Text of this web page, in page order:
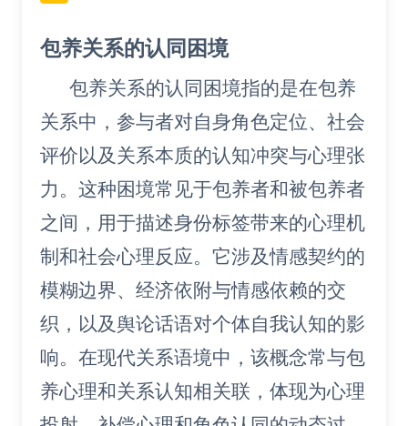
包养关系的认同困境
包养关系的认同困境指的是在包养
关系中，参与者对自身角色定位、社会
评价以及关系本质的认知冲突与心理张
力。这种困境常见于包养者和被包养者
之间，用于描述身份标签带来的心理机
制和社会心理反应。它涉及情感契约的
模糊边界、经济依附与情感依赖的交
织，以及舆论话语对个体自我认知的影
响。在现代关系语境中，该概念常与包
养心理和关系认知相关联，体现为心理